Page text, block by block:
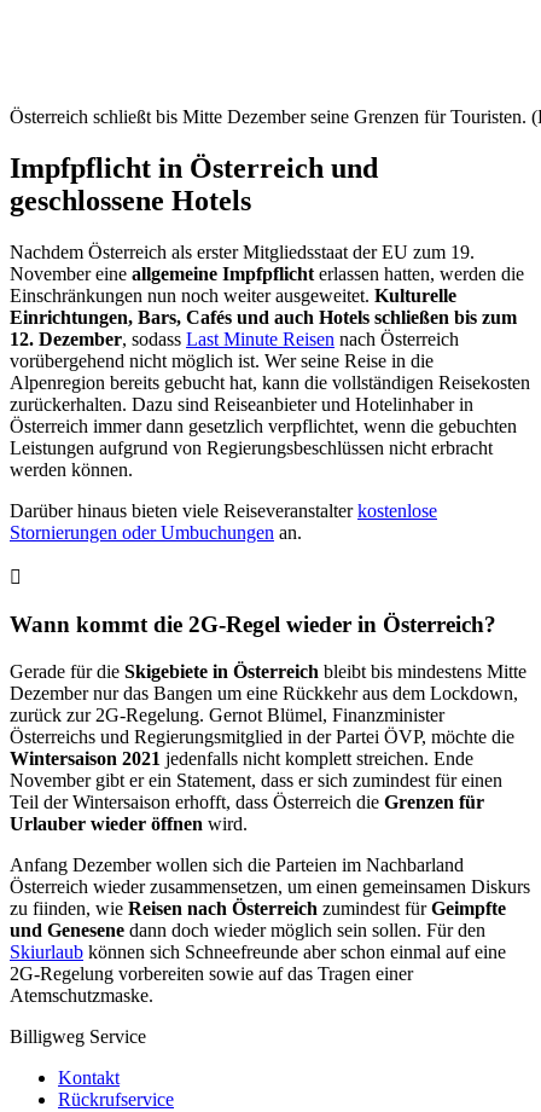
Österreich schließt bis Mitte Dezember seine Grenzen für Touristen.
Impfpflicht in Österreich und
geschlossene Hotels
Nachdem Österreich als erster Mitgliedsstaat der EU zum 19.
November eine allgemeine Impfpflicht erlassen hatten, werden die
Einschränkungen nun noch weiter ausgeweitet. Kulturelle
Einrichtungen, Bars, Cafés und auch Hotels schließen bis zum
12. Dezember, sodass Last Minute Reisen nach Österreich
vorübergehend nicht möglich ist. Wer seine Reise in die
Alpenregion bereits gebucht hat, kann die vollständigen Reisekosten
zurückerhalten. Dazu sind Reiseanbieter und Hotelinhaber in
Österreich immer dann gesetzlich verpflichtet, wenn die gebuchten
Leistungen aufgrund von Regierungsbeschlüssen nicht erbracht
werden können.
Darüber hinaus bieten viele Reiseveranstalterkostenlose
Stornierungen oder Umbuchungen an.
Wann kommt die 2G-Regel wieder in Österreich?
Gerade für die Skigebiete in Österreich bleibt bis mindestens Mitte
Dezember nur das Bangen um eine Rückkehr aus dem Lockdown,
zurück zur 2G-Regelung. Gernot Blümel, Finanzminister
Österreichs und Regierungsmitglied in der Partei ÖVP, möchte die
Wintersaison 2021 jedenfalls nicht komplett streichen. Ende
November gibt er ein Statement, dass er sich zumindest für einen
Teil der Wintersaison erhofft, dass Österreich die Grenzen für
Urlauber wieder öffnen wird.
Anfang Dezember wollen sich die Parteien im Nachbarland
Österreich wieder zusammensetzen, um einen gemeinsamen Diskurs
zu fiinden, wie Reisen nach Österreich zumindest fürGeimpfte
und Genesene dann doch wieder möglich sein sollen. Für den
Skiurlaub können sich Schneefreunde aber schon einmal auf eine
2G-Regelung vorbereiten sowie auf das Tragen einer
Atemschutzmaske.
Billigweg Service
Kontakt
Rückrufservice